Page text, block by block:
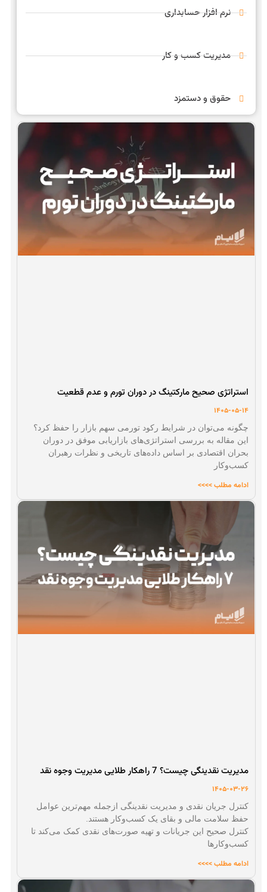
نرم افزار حسابداری
مدیریت کسب و کار
حقوق و دستمزد
استراتژی صحیح مارکتینگ در دوران تورم و عدم قطعیت
1405-05-14
چگونه می‌توان در شرایط رکود تورمی سهم بازار را حفظ کرد؟
این مقاله به بررسی استراتژی‌های بازاریابی موفق در دوران
بحران اقتصادی بر اساس داده‌های تاریخی و نظرات رهبران
کسب‌وکار
ادامه مطلب >>>>
مدیریت نقدینگی چیست؟ 7 راهکار طلایی مدیریت وجوه نقد
1405-03-26
کنترل جریان نقدی و مدیریت نقدینگی ازجمله مهم‌ترین عوامل
حفظ سلامت مالی و بقای یک کسب‌و‌کار هستند.
کنترل صحیح این جریانات و تهیه صورت‌های نقدی کمک می‌کند تا
کسب‌وکارها
ادامه مطلب >>>>